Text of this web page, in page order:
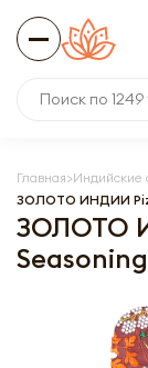
Главная Индийские
ЗОЛОТО ИНДИИ
ЗОЛОТО